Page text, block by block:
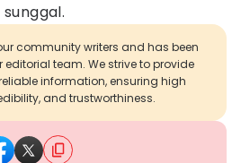
community writers and has been
editorial team. We strive to provide
information, ensuring high
and trustworthiness.